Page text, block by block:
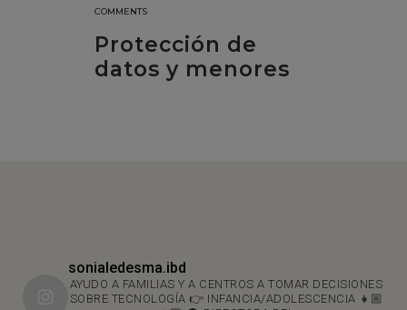
COMMENTS
Protección de
datos y menores
sonialedesma.ibd
AYUDO A FAMILIAS Y A CENTROS A TOMAR DECISIONES
SOBRE TECNOLOGÍA 👉 INFANCIA/ADOLESCENCIA 👧🏼